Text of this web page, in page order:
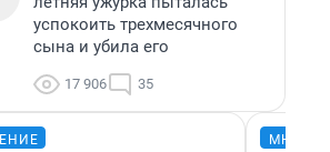
успокоить трехмесячного
сына и убила его
17 906 35